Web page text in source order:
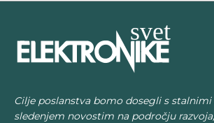
Cilje poslanstva bomo dosegli s
sledenjem novostim na področju